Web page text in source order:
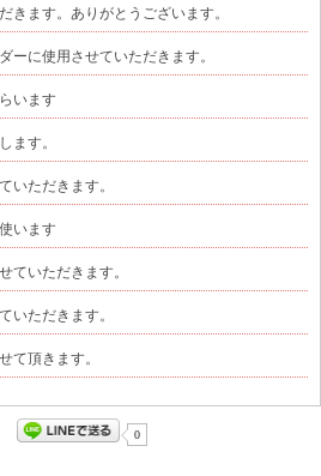
きます。ありがとうございます。
ーに使用させていただきます。
います
ます。
いただきます。
います
ていただきます。
いただきます。
て頂きます。
0